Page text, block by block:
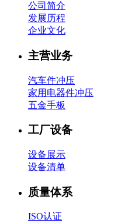
公司简介
发展历程
企业文化
主营业务
汽车件冲压
家用电器件冲压
五金手板
工厂设备
设备展示
设备清单
质量体系
ISO认证